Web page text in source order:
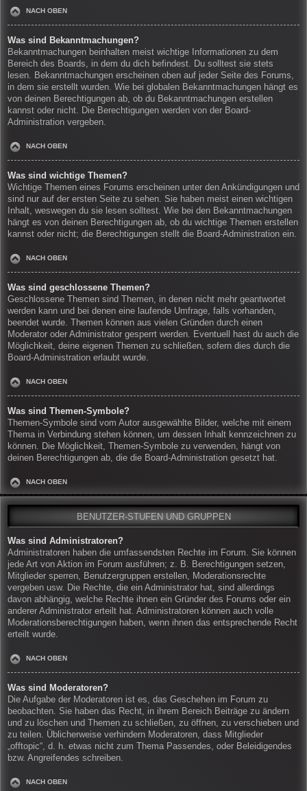
NACH OBEN
Was sind Bekanntmachungen?
Bekanntmachungen beinhalten meist wichtige Informationen zu dem
Bereich des Boards, in dem du dich befindest. Du solltest sie stets
lesen. Bekanntmachungen erscheinen oben auf jeder Seite des Forums,
in dem sie erstellt wurden. Wie bei globalen Bekanntmachungen hängt es
von deinen Berechtigungen ab, ob du Bekanntmachungen erstellen
kannst oder nicht. Die Berechtigungen werden von der Board-
Administration vergeben.
NACH OBEN
Was sind wichtige Themen?
Wichtige Themen eines Forums erscheinen unter den Ankündigungen und
sind nur auf der ersten Seite zu sehen. Sie haben meist einen wichtigen
Inhalt, weswegen du sie lesen solltest. Wie bei den Bekanntmachungen
hängt es von deinen Berechtigungen ab, ob du wichtige Themen erstellen
kannst oder nicht; die Berechtigungen stellt die Board-Administration ein.
NACH OBEN
Was sind geschlossene Themen?
Geschlossene Themen sind Themen, in denen nicht mehr geantwortet
werden kann und bei denen eine laufende Umfrage, falls vorhanden,
beendet wurde. Themen können aus vielen Gründen durch einen
Moderator oder Administrator gesperrt werden. Eventuell hast du auch die
Möglichkeit, deine eigenen Themen zu schließen, sofern dies durch die
Board-Administration erlaubt wurde.
NACH OBEN
Was sind Themen-Symbole?
Themen-Symbole sind vom Autor ausgewählte Bilder, welche mit einem
Thema in Verbindung stehen können, um dessen Inhalt kennzeichnen zu
können. Die Möglichkeit, Themen-Symbole zu verwenden, hängt von
deinen Berechtigungen ab, die die Board-Administration gesetzt hat.
NACH OBEN
BENUTZER-STUFEN UND GRUPPEN
Was sind Administratoren?
Administratoren haben die umfassendsten Rechte im Forum. Sie können
jede Art von Aktion im Forum ausführen; z. B. Berechtigungen setzen,
Mitglieder sperren, Benutzergruppen erstellen, Moderationsrechte
vergeben usw. Die Rechte, die ein Administrator hat, sind allerdings
davon abhängig, welche Rechte ihnen ein Gründer des Forums oder ein
anderer Administrator erteilt hat. Administratoren können auch volle
Moderationsberechtigungen haben, wenn ihnen das entsprechende Recht
erteilt wurde.
NACH OBEN
Was sind Moderatoren?
Die Aufgabe der Moderatoren ist es, das Geschehen im Forum zu
beobachten. Sie haben das Recht, in ihrem Bereich Beiträge zu ändern
und zu löschen und Themen zu schließen, zu öffnen, zu verschieben und
zu teilen. Üblicherweise verhindern Moderatoren, dass Mitglieder
„offtopic“, d. h. etwas nicht zum Thema Passendes, oder Beleidigendes
bzw. Angreifendes schreiben.
NACH OBEN